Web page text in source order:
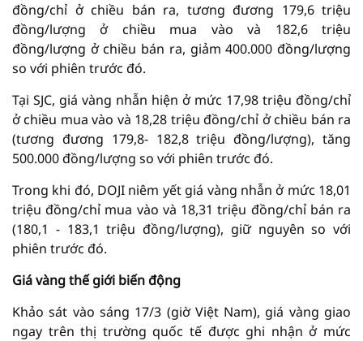
đồng/chỉ ở chiều bán ra, tương đương 179,6 triệu
đồng/lượng ở chiều mua vào và 182,6 triệu
đồng/lượng ở chiều bán ra, giảm 400.000 đồng/lượng
so với phiên trước đó.
Tại SJC, giá vàng nhẫn hiện ở mức 17,98 triệu đồng/chỉ
ở chiều mua vào và 18,28 triệu đồng/chỉ ở chiều bán ra
(tương đương 179,8- 182,8 triệu đồng/lượng), tăng
500.000 đồng/lượng so với phiên trước đó.
Trong khi đó, DOJI niêm yết giá vàng nhẫn ở mức 18,01
triệu đồng/chỉ mua vào và 18,31 triệu đồng/chỉ bán ra
(180,1 - 183,1 triệu đồng/lượng), giữ nguyên so với
phiên trước đó.
Giá vàng thế giới biến động
Khảo sát vào sáng 17/3 (giờ Việt Nam), giá vàng giao
ngay trên thị trường quốc tế được ghi nhận ở mức